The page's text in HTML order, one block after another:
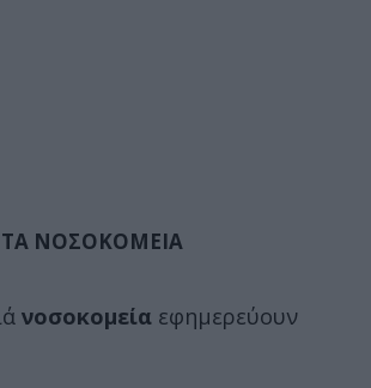
ΝΟΣΟΚΟΜΕΙΑ
νοσοκομεία εφημερεύουν